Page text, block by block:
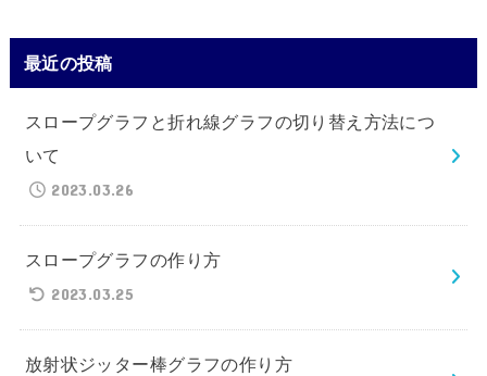
最近の投稿
スロープグラフと折れ線グラフの切り替え方法につ
いて
2023.03.26
スロープグラフの作り方
2023.03.25
放射状ジッター棒グラフの作り方